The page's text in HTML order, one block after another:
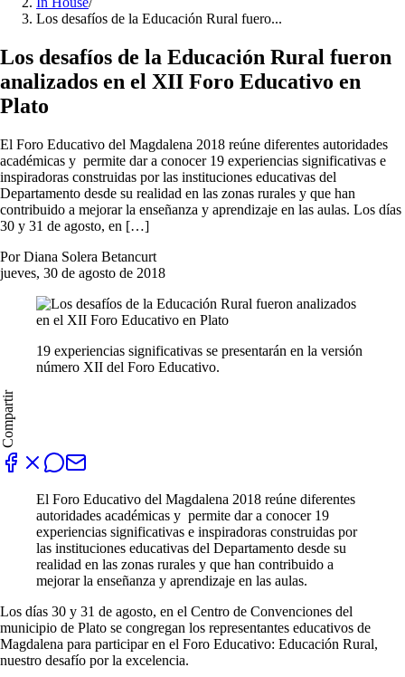
Los desafíos de la Educación Rural fuero...
Los desafíos de la Educación Rural fueron
analizados en el XII Foro Educativo en
Plato
El Foro Educativo del Magdalena 2018 reúne diferentes autoridades
académicas y permite dar a conocer 19 experiencias significativas e
inspiradoras construidas por las instituciones educativas del
Departamento desde su realidad en las zonas rurales y que han
contribuido a mejorar la enseñanza y aprendizaje en las aulas. Los días
30 y 31 de agosto, en […]
Por Diana Solera Betancurt
jueves, 30 de agosto de 2018
19 experiencias significativas se presentarán en la versión
número XII del Foro Educativo.
Compartir
El Foro Educativo del Magdalena 2018 reúne diferentes
autoridades académicas y permite dar a conocer 19
experiencias significativas e inspiradoras construidas por
las instituciones educativas del Departamento desde su
realidad en las zonas rurales y que han contribuido a
mejorar la enseñanza y aprendizaje en las aulas.
Los días 30 y 31 de agosto, en el Centro de Convenciones del
municipio de Plato se congregan los representantes educativos de
Magdalena para participar en el Foro Educativo: Educación Rural,
nuestro desafío por la excelencia.